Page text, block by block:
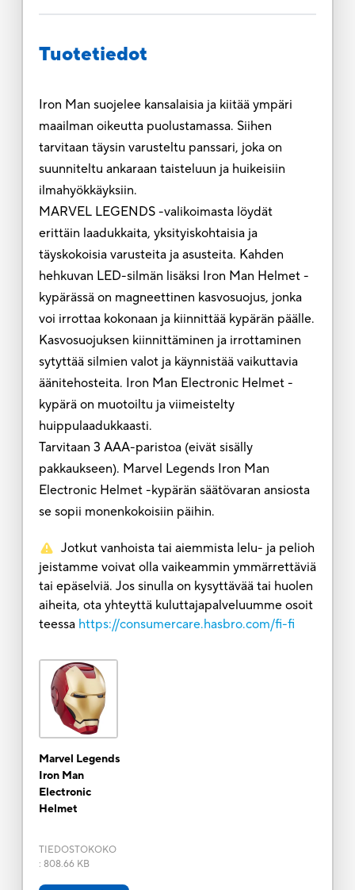
Tuotetiedot
Iron Man suojelee kansalaisia ja kiitää ympäri
maailman oikeutta puolustamassa. Siihen
tarvitaan täysin varusteltu panssari, joka on
suunniteltu ankaraan taisteluun ja huikeisiin
ilmahyökkäyksiin.
MARVEL LEGENDS -valikoimasta löydät
erittäin laadukkaita, yksityiskohtaisia ja
täyskokoisia varusteita ja asusteita. Kahden
hehkuvan LED-silmän lisäksi Iron Man Helmet -
kypärässä on magneettinen kasvosuojus, jonka
voi irrottaa kokonaan ja kiinnittää kypärän päälle.
Kasvosuojuksen kiinnittäminen ja irrottaminen
sytyttää silmien valot ja käynnistää vaikuttavia
äänitehosteita. Iron Man Electronic Helmet -
kypärä on muotoiltu ja viimeistelty
huippulaadukkaasti.
Tarvitaan 3 AAA-paristoa (eivät sisälly
pakkaukseen). Marvel Legends Iron Man
Electronic Helmet -kypärän säätövaran ansiosta
se sopii monenkokoisiin päihin.
Jotkut vanhoista tai aiemmista lelu- ja pelioh
jeistamme voivat olla vaikeammin ymmärrettäviä
tai epäselviä. Jos sinulla on kysyttävää tai huolen
aiheita, ota yhteyttä kuluttajapalveluumme osoit
teessa https://consumercare.hasbro.com/fi-fi
Marvel Legends
Iron Man
Electronic
Helmet
TIEDOSTOKOKO
: 808.66 KB